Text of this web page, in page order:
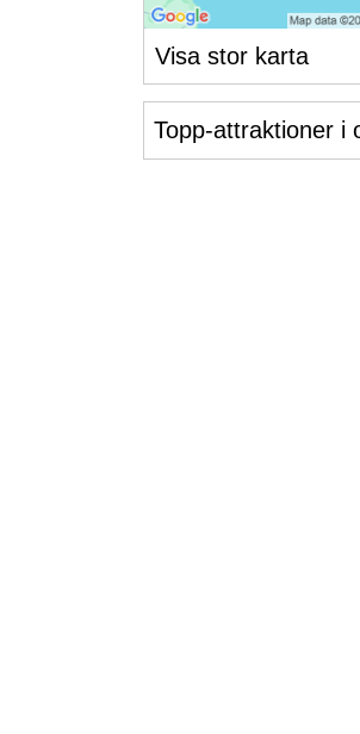
Visa stor karta
Topp-attraktioner i